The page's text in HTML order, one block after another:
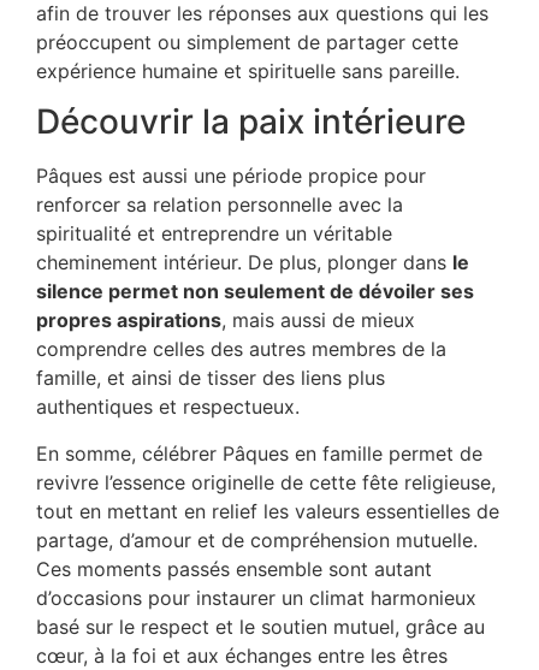
afin de trouver les réponses aux questions qui les
préoccupent ou simplement de partager cette
expérience humaine et spirituelle sans pareille.
Découvrir la paix intérieure
Pâques est aussi une période propice pour
renforcer sa relation personnelle avec la
spiritualité et entreprendre un véritable
cheminement intérieur. De plus, plonger dans le
silence permet non seulement de dévoiler ses
propres aspirations, mais aussi de mieux
comprendre celles des autres membres de la
famille, et ainsi de tisser des liens plus
authentiques et respectueux.
En somme, célébrer Pâques en famille permet de
revivre l’essence originelle de cette fête religieuse,
tout en mettant en relief les valeurs essentielles de
partage, d’amour et de compréhension mutuelle.
Ces moments passés ensemble sont autant
d’occasions pour instaurer un climat harmonieux
basé sur le respect et le soutien mutuel, grâce au
cœur, à la foi et aux échanges entre les êtres